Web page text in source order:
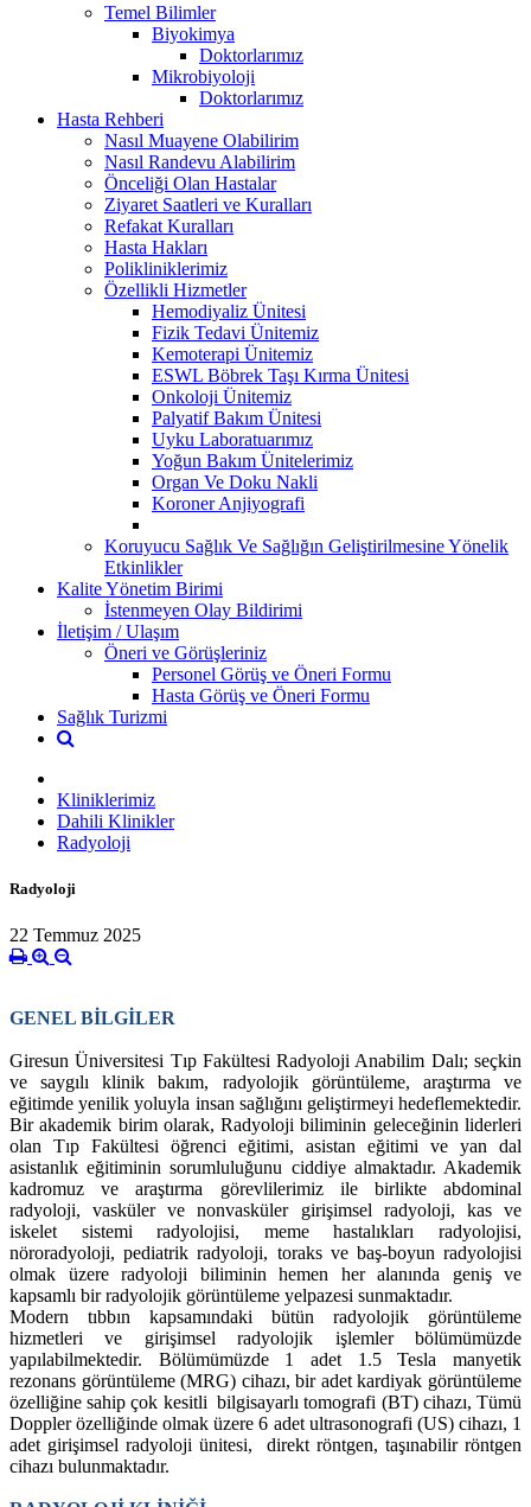
Temel Bilimler
Biyokimya
Doktorlarımız
Mikrobiyoloji
Doktorlarımız
Hasta Rehberi
Nasıl Muayene Olabilirim
Nasıl Randevu Alabilirim
Önceliği Olan Hastalar
Ziyaret Saatleri ve Kuralları
Refakat Kuralları
Hasta Hakları
Polikliniklerimiz
Özellikli Hizmetler
Hemodiyaliz Ünitesi
Fizik Tedavi Ünitemiz
Kemoterapi Ünitemiz
ESWL Böbrek Taşı Kırma Ünitesi
Onkoloji Ünitemiz
Palyatif Bakım Ünitesi
Uyku Laboratuarımız
Yoğun Bakım Ünitelerimiz
Organ Ve Doku Nakli
Koroner Anjiyografi
Koruyucu Sağlık Ve Sağlığın Geliştirilmesine Yönelik
Etkinlikler
Kalite Yönetim Birimi
İstenmeyen Olay Bildirimi
İletişim / Ulaşım
Öneri ve Görüşleriniz
Personel Görüş ve Öneri Formu
Hasta Görüş ve Öneri Formu
Sağlık Turizmi
Kliniklerimiz
Dahili Klinikler
Radyoloji
Radyoloji
22 Temmuz 2025
GENEL BİLGİLER
Giresun Üniversitesi Tıp Fakültesi Radyoloji Anabilim Dalı; seçkin
ve saygılı klinik bakım, radyolojik görüntüleme, araştırma ve
eğitimde yenilik yoluyla insan sağlığını geliştirmeyi hedeflemektedir.
Bir akademik birim olarak, Radyoloji biliminin geleceğinin liderleri
olan Tıp Fakültesi öğrenci eğitimi, asistan eğitimi ve yan dal
asistanlık eğitiminin sorumluluğunu ciddiye almaktadır. Akademik
kadromuz ve araştırma görevlilerimiz ile birlikte abdominal
radyoloji, vasküler ve nonvasküler girişimsel radyoloji, kas ve
iskelet sistemi radyolojisi, meme hastalıkları radyolojisi,
nöroradyoloji, pediatrik radyoloji, toraks ve baş-boyun radyolojisi
olmak üzere radyoloji biliminin hemen her alanında geniş ve
kapsamlı bir radyolojik görüntüleme yelpazesi sunmaktadır.
Modern tıbbın kapsamındaki bütün radyolojik görüntüleme
hizmetleri ve girişimsel radyolojik işlemler bölümümüzde
yapılabilmektedir. Bölümümüzde 1 adet 1.5 Tesla manyetik
rezonans görüntüleme (MRG) cihazı, bir adet kardiyak görüntüleme
özelliğine sahip çok kesitli bilgisayarlı tomografi (BT) cihazı, Tümü
Doppler özelliğinde olmak üzere 6 adet ultrasonografi (US) cihazı, 1
adet girişimsel radyoloji ünitesi, direkt röntgen, taşınabilir röntgen
cihazı bulunmaktadır.